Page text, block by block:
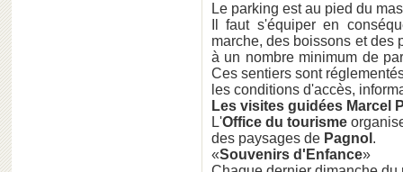
Le parking est au pied du
Il faut s'équiper en
marche, des boissons et des
à un nombre minimum de
Ces sentiers sont
les conditions d'accès,
Les visites guidées Marcel
L'Office du tourisme
des paysages de Pagnol .
«Souvenirs d'Enfance»